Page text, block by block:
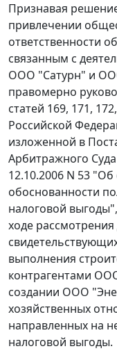
Признавая
привлечении
ответственности
связанным с
ООО "Сатурн" и
правомерно
статей 169, 171, 172,
Российской
изложенной в
Арбитражного
12.10.2006 N 53
обоснованности
налоговой
ходе
выполнения
контрагентами
создании ООО
хозяйственных
направленных на
налоговой выгоды.